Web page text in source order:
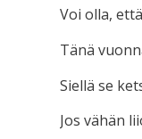
Voi olla,
Tänä
Siellä se
Jos vähän